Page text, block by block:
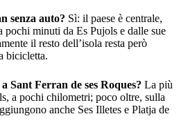
senza auto? Sì: il paese è centrale,
pochi minuti da Es Pujols e dalle sue
il resto dell’isola resta però
bicicletta.
Sant Ferran de ses Roques? La più
a pochi chilometri; poco oltre, sulla
anche Ses Illetes e Platja de